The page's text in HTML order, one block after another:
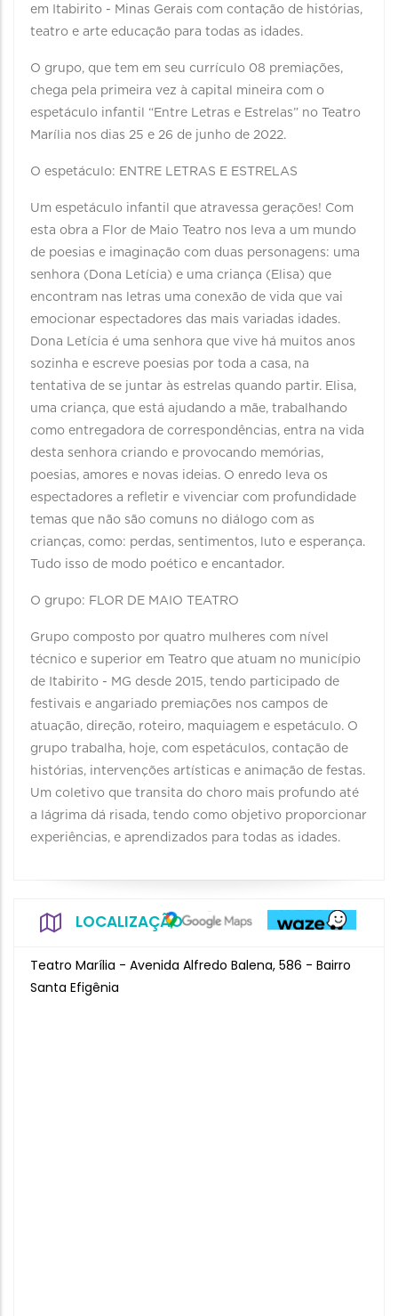
em Itabirito - Minas Gerais com contação de histórias,
teatro e arte educação para todas as idades.
O grupo, que tem em seu currículo 08 premiações,
chega pela primeira vez à capital mineira com o
espetáculo infantil “Entre Letras e Estrelas” no Teatro
Marília nos dias 25 e 26 de junho de 2022.
O espetáculo: ENTRE LETRAS E ESTRELAS
Um espetáculo infantil que atravessa gerações! Com
esta obra a Flor de Maio Teatro nos leva a um mundo
de poesias e imaginação com duas personagens: uma
senhora (Dona Letícia) e uma criança (Elisa) que
encontram nas letras uma conexão de vida que vai
emocionar espectadores das mais variadas idades.
Dona Letícia é uma senhora que vive há muitos anos
sozinha e escreve poesias por toda a casa, na
tentativa de se juntar às estrelas quando partir. Elisa,
uma criança, que está ajudando a mãe, trabalhando
como entregadora de correspondências, entra na vida
desta senhora criando e provocando memórias,
poesias, amores e novas ideias. O enredo leva os
espectadores a refletir e vivenciar com profundidade
temas que não são comuns no diálogo com as
crianças, como: perdas, sentimentos, luto e esperança.
Tudo isso de modo poético e encantador.
O grupo: FLOR DE MAIO TEATRO
Grupo composto por quatro mulheres com nível
técnico e superior em Teatro que atuam no município
de Itabirito - MG desde 2015, tendo participado de
festivais e angariado premiações nos campos de
atuação, direção, roteiro, maquiagem e espetáculo. O
grupo trabalha, hoje, com espetáculos, contação de
histórias, intervenções artísticas e animação de festas.
Um coletivo que transita do choro mais profundo até
a lágrima dá risada, tendo como objetivo proporcionar
experiências, e aprendizados para todas as idades.
LOCALIZAÇÃO
Teatro Marília - Avenida Alfredo Balena, 586 - Bairro
Santa Efigênia